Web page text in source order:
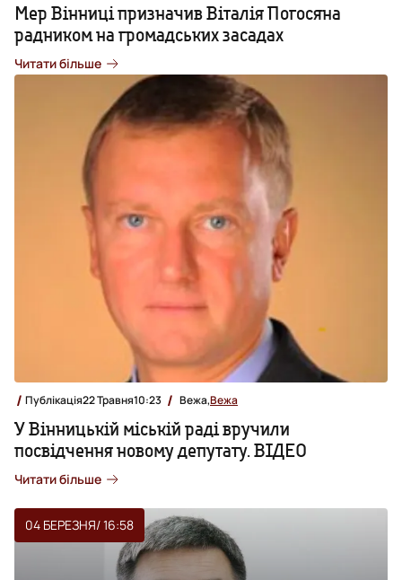
Мер Вінниці призначив Віталія Погосяна
радником на громадських засадах
Читати більше
Публікація22 Травня10:23 Вежа,Вежа
У Вінницькій міській раді вручили
посвідчення новому депутату. ВІДЕО
Читати більше
04 БЕРЕЗНЯ/ 16:58